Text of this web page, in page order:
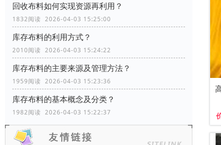
回收布料如何实现资源再利用？
1832阅读 2026-04-03 15:25:00
库存布料的利用方式？
2010阅读 2026-04-03 15:24:22
库存布料的主要来源及管理方法？
1959阅读 2026-04-03 15:23:36
库存布料的基本概念及分类？
1982阅读 2026-04-03 15:22:37